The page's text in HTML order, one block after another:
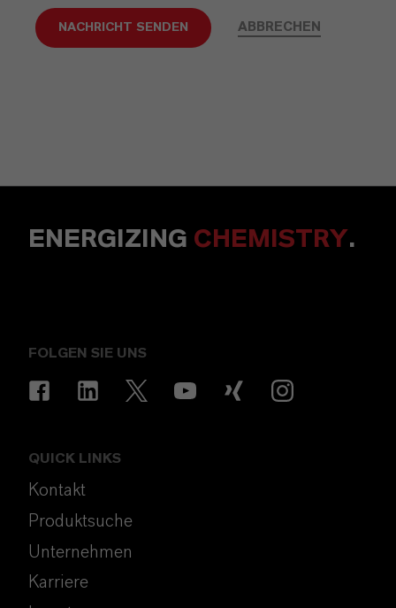
NACHRICHT SENDEN ABBRECHEN
ENERGIZING CHEMISTRY.
FOLGEN SIE UNS
QUICK LINKS
Kontakt
Produktsuche
Unternehmen
Karriere